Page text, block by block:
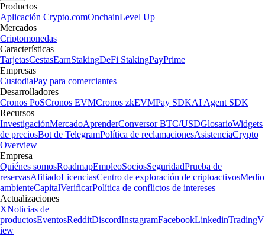
Productos
Aplicación Crypto.comOnchainLevel Up
Mercados
Criptomonedas
Características
TarjetasCestasEarnStakingDeFi StakingPayPrime
Empresas
CustodiaPay para comerciantes
Desarrolladores
Cronos PoSCronos EVMCronos zkEVMPay SDKAI Agent SDK
Recursos
InvestigaciónMercadoAprenderConversor BTC/USDGlosarioWidgets
de preciosBot de TelegramPolítica de reclamacionesAsistenciaCrypto
Overview
Empresa
Quiénes somosRoadmapEmpleoSociosSeguridadPrueba de
reservasAfiliadoLicenciasCentro de exploración de criptoactivosMedio
ambienteCapitalVerificarPolítica de conflictos de intereses
Actualizaciones
XNoticias de
productosEventosRedditDiscordInstagramFacebookLinkedinTradingV
iew